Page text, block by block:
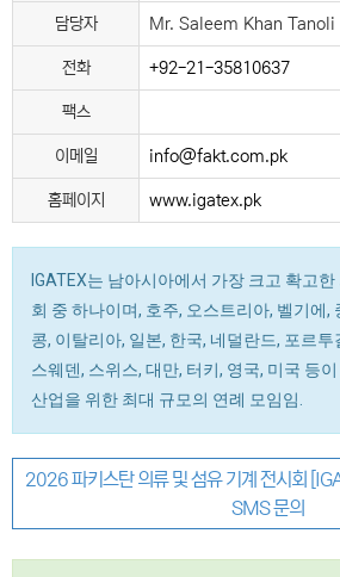
담당자 Mr. Saleem Khan Tanoli
전화 +92-21-35810637
팩스
이메일 info@fakt.com.pk
홈페이지 www.igatex.pk
IGATEX는 남아시아에서 가장 크고 확고
회 중 하나이며, 호주, 오스트리아, 벨기에,
콩, 이탈리아, 일본, 한국, 네덜란드, 포르
스웨덴, 스위스, 대만, 터키, 영국, 미국 등
산업을 위한 최대 규모의 연례 모임임.
2026 파키스탄 의류 및 섬유 기계 전시회
SMS 문의